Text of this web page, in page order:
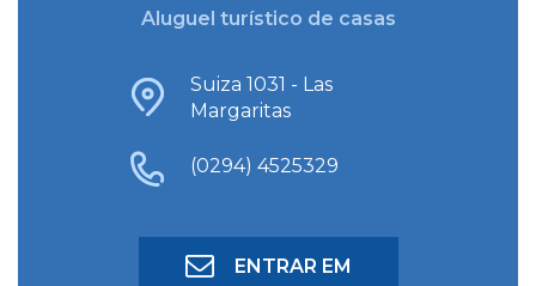
Aluguel turístico de casas
Suiza 1031 - Las
Margaritas
(0294) 4525329
ENTRAR EM